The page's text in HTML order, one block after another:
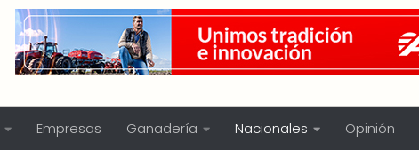
Empresas Ganadería Nacionales Opinión